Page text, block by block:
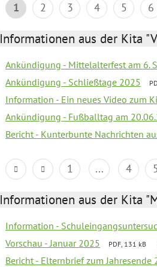
1 2 3 4 5 6
Informationen aus der Kita
Ankündigung - Mittelalterfest am 6.
Ankündigung - Schließtage 2025
Information - Ein neues Video zum
Ankündigung - Fußballtag am
Bericht - Kunterbunte Nachrichten
1 ... 4 5
Informationen aus der Kita
Information -
Vorschau - Januar 2025 PDF, 131 kB
Bericht - Elternbrief zum Jahresende